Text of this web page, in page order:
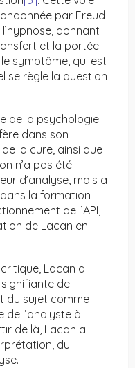
par Freud
donnant
et la portée
symptôme, qui est
se règle la question
de la psychologie
dans son
la cure, ainsi que
n’a pas été
d’analyse, mais a
la formation
de l’API,
de Lacan en
Lacan a
signifiante de
du sujet comme
de l’analyste à
de là, Lacan a
du